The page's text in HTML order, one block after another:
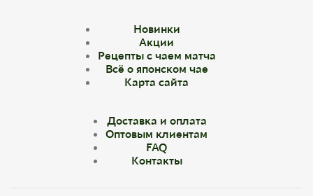
Новинки
Акции
Рецепты с чаем матча
Всё о японском чае
Карта сайта
Доставка и оплата
Оптовым клиентам
FAQ
Контакты